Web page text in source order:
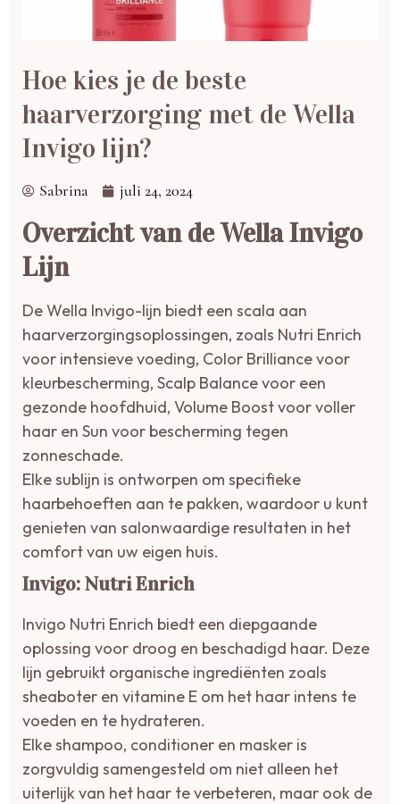
Hoe kies je de beste
haarverzorging met de Wella
Invigo lijn?
Sabrina juli 24, 2024
Overzicht van de Wella Invigo
Lijn
De Wella Invigo-lijn biedt een scala aan
haarverzorgingsoplossingen, zoals Nutri Enrich
voor intensieve voeding, Color Brilliance voor
kleurbescherming, Scalp Balance voor een
gezonde hoofdhuid, Volume Boost voor voller
haar en Sun voor bescherming tegen
zonneschade.
Elke sublijn is ontworpen om specifieke
haarbehoeften aan te pakken, waardoor u kunt
genieten van salonwaardige resultaten in het
comfort van uw eigen huis.
Invigo: Nutri Enrich
Invigo Nutri Enrich biedt een diepgaande
oplossing voor droog en beschadigd haar. Deze
lijn gebruikt organische ingrediënten zoals
sheaboter en vitamine E om het haar intens te
voeden en te hydrateren.
Elke shampoo, conditioner en masker is
zorgvuldig samengesteld om niet alleen het
uiterlijk van het haar te verbeteren, maar ook de